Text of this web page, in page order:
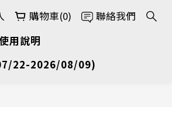
購物車(0)
聯絡我們
用說明
22-2026/08/09)